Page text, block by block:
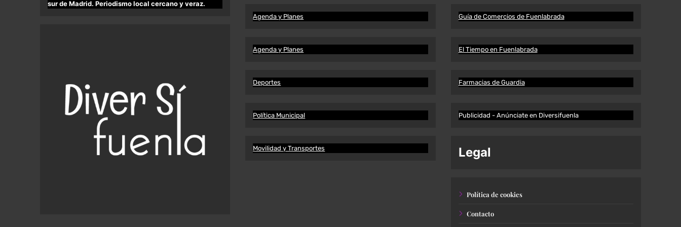
sur de Madrid. Periodismo local cercano y veraz.
Agenda y Planes
Agenda y Planes
Deportes
Política Municipal
Movilidad y Transportes
Guía de Comercios de Fuenlabrada
El Tiempo en Fuenlabrada
Farmacias de Guardia
Publicidad - Anúnciate en Diversifuenla
Legal
Política de cookies
Contacto